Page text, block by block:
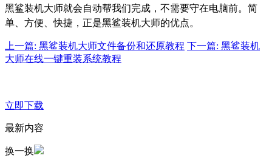
黑鲨装机大师就会自动帮我们完成，不需要守在电脑前。简
单、方便、快捷，正是黑鲨装机大师的优点。
上一篇: 黑鲨装机大师文件备份和还原教程 下一篇: 黑鲨装机
大师在线一键重装系统教程
立即下载
最新内容
换一换